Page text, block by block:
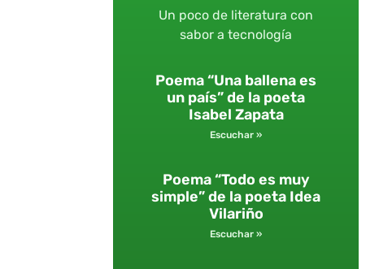
Un poco de literatura con
sabor a tecnología
Poema “Una ballena es
un país” de la poeta
Isabel Zapata
Escuchar »
Poema “Todo es muy
simple” de la poeta Idea
Vilariño
Escuchar »